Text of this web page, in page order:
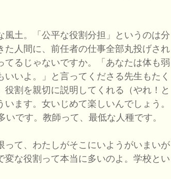
土。「公平な役割分担」というのは分
た人間に、前任者の仕事全部丸投げされ
るじゃないですか。「あなたは体も弱
いよ。」と言ってくださる先生もたく
割を親切に説明してくれる（やれ！と
ます。女いじめて楽しいんでしょう。
です。教師って、最低な人種です。
て、わたしがそこにいようがいまいが
変な役割って本当に多いのよ。学校とい